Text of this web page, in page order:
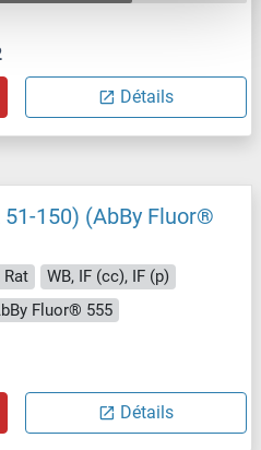
Détails
150) (AbBy Fluor®
Rat
WB, IF (cc), IF (p)
Fluor® 555
Détails